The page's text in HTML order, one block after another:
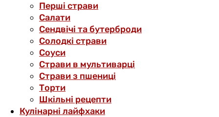
Перші страви
Салати
Сендвічі та бутерброди
Солодкі страви
Соуси
Страви в мультиварці
Страви з пшениці
Торти
Шкільні рецепти
Кулінарні лайфхаки